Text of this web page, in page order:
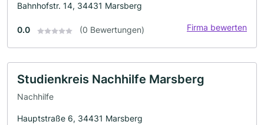
Bahnhofstr. 14, 34431 Marsberg
0.0 (0 Bewertungen) Firma bewerten
Studienkreis Nachhilfe Marsberg
Nachhilfe
Hauptstraße 6, 34431 Marsberg